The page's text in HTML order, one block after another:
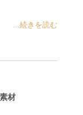
...続きを読む
材